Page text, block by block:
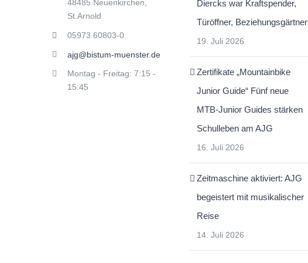
48485 Neuenkirchen,
St.Arnold
05973 60803-0
ajg@bistum-muenster.de
Montag - Freitag: 7:15 -
15:45
Diercks war Kraftspender,
Türöffner, Beziehungsgärtner
19. Juli 2026
Zertifikate „Mountainbike
Junior Guide“ Fünf neue
MTB-Junior Guides stärken
Schulleben am AJG
16. Juli 2026
Zeitmaschine aktiviert: AJG
begeistert mit musikalischer
Reise
14. Juli 2026